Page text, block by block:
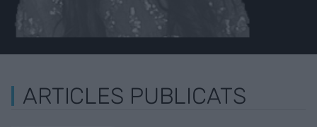
ARTICLES PUBLICATS